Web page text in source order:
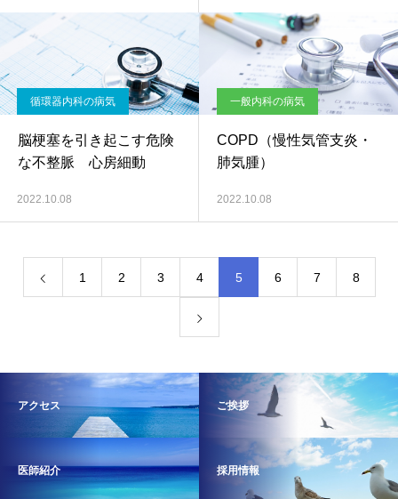
循環器内科の病気
脳梗塞を引き起こす危険
な不整脈 心房細動
2022.10.08
一般内科の病気
COPD（慢性気管支炎・
肺気腫）
2022.10.08
1 2 3 4 5 6 7 8
アクセス ご挨拶
医師紹介 採用情報